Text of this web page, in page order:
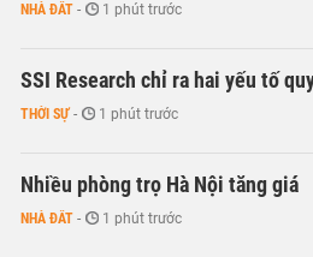
NHÀ ĐẤT - 1 phút trước
SSI Research chỉ ra hai yếu tố
THỜI SỰ - 1 phút trước
Nhiều phòng trọ Hà Nội tăng giá
NHÀ ĐẤT - 1 phút trước